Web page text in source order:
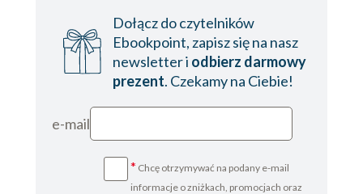
Dołącz do czytelników
Ebookpoint, zapisz się na nasz
newsletter i odbierz darmowy
prezent. Czekamy na Ciebie!
e-mail
* Chcę otrzymywać na podany e-mail
informacje o zniżkach, promocjach oraz